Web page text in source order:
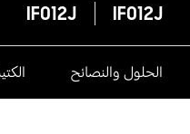
IF012J
IF012J
الحلول والنصائح